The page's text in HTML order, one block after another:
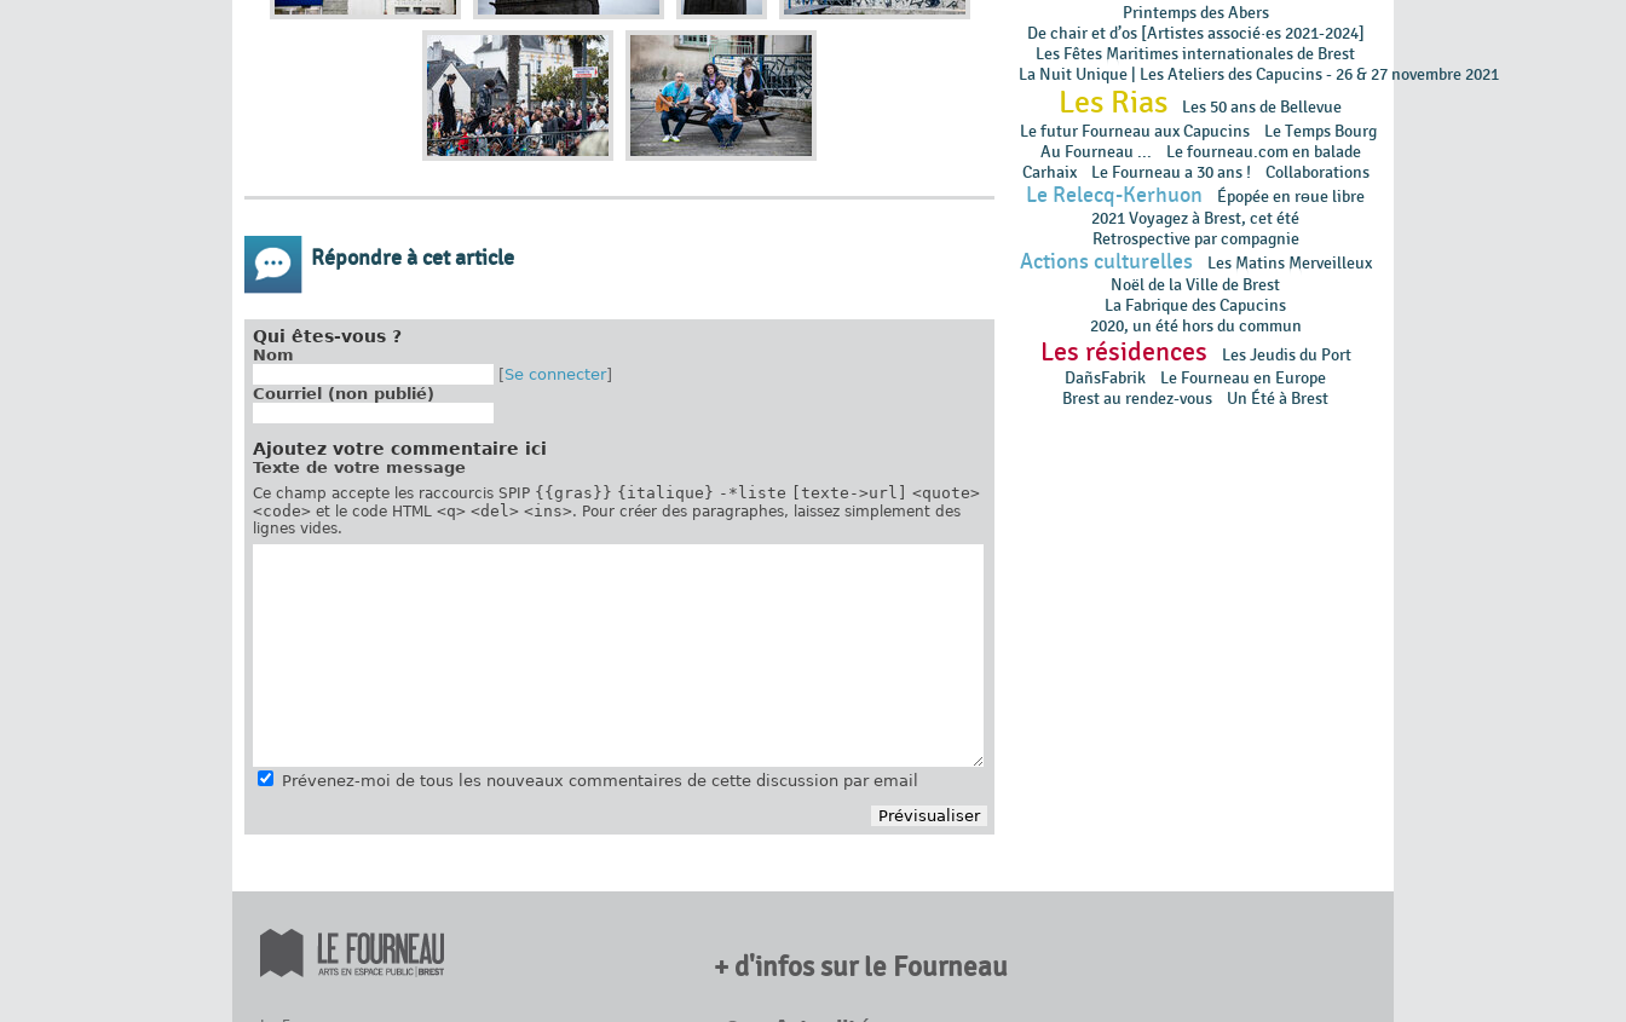
Répondre à cet article
Qui êtes-vous ?
Nom
[Se connecter]
Courriel (non publié)
Ajoutez votre commentaire ici
Texte de votre message
Ce champ accepte les raccourcis SPIP {{gras}} {italique} -*liste [texte->url]
<quote>
<code> et le code HTML <q> <del> <ins>. Pour créer des paragraphes, laissez simplement des
lignes vides.
Prévenez-moi de tous les nouveaux commentaires de cette discussion par email
Printemps des Abers
De chair et d’os [Artistes associé·es 2021-2024]
Les Fêtes Maritimes internationales de Brest
La Nuit Unique | Les Ateliers des Capucins - 26 & 27 novembre 2021
Les Rias
Les 50 ans de Bellevue
Le futur Fourneau aux Capucins
Le Temps Bourg
Au Fourneau ...
Le fourneau.com en balade
Carhaix
Le Fourneau a 30 ans ! Collaborations
Le Relecq-Kerhuon
Épopée en rɵue libre
2021 Voyagez à Brest, cet été
Retrospective par compagnie
Actions culturelles
Les Matins Merveilleux
Noël de la Ville de Brest
La Fabrique des Capucins
2020, un été hors du commun
Les résidences
Les Jeudis du Port
DañsFabrik
Le Fourneau en Europe
Brest au rendez-vous
Un Été à Brest
+ d'infos sur le Fourneau